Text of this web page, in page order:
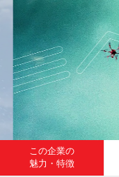
この企業の
魅力・特徴